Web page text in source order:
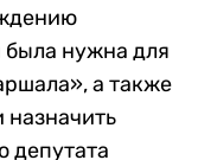
нужна для
а также
назначить
депутата